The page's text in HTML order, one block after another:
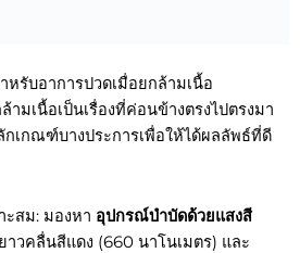
หรับอาการปวดเมื่อยกล้ามเนื้อ
ามเนื้อเป็นเรื่องที่ค่อนข้างตรงไปตรงมา
เกณฑ์บางประการเพื่อให้ได้ผลลัพธ์ที่ดี
ะสม: มองหา อุปกรณ์บำบัดด้วยแสงสี
าวคลื่นสีแดง (660 นาโนเมตร) และ